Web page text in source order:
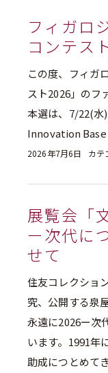
フィガロ
コンテス
この度、フィガ
スト2026」のフ
本選は、7/22(水
Innovation
2026年7月6日 カテ
展覧会「
ー次代に
せて
住友コレクショ
究、公開する泉
永遠に2026ー次
います。1991年
助成につとめて